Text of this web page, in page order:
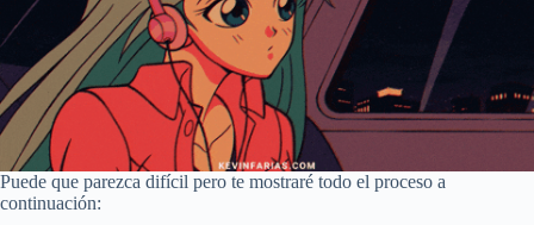
Puede que parezca difícil pero te mostraré todo el proceso a
continuación: